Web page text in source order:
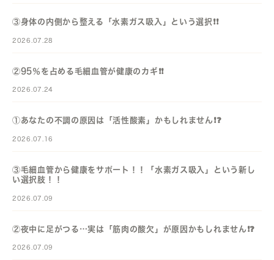
③身体の内側から整える「水素ガス吸入」という選択❗️❗️
2026.07.28
②95％を占める毛細血管が健康のカギ❗️❗️
2026.07.24
①あなたの不調の原因は「活性酸素」かもしれません❗️❓️
2026.07.16
③毛細血管から健康をサポート！！「水素ガス吸入」という新し
い選択肢！！
2026.07.09
②夜中に足がつる…実は「筋肉の酸欠」が原因かもしれません❗️❓️
2026.07.09